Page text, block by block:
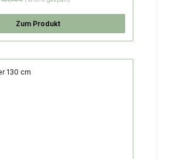
Zum Produkt